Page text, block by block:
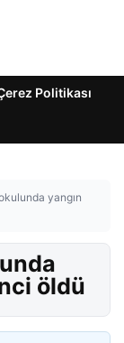
Politikası
yangın
öldü